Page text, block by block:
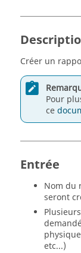
Créer un
Pour
ce
Entrée
Nom du
seront
etc...)